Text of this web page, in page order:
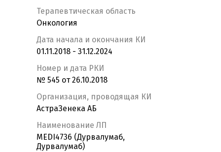
Терапевтическая область
Онкология
Дата начала и окончания КИ
01.11.2018 - 31.12.2024
Номер и дата РКИ
№ 545 от 26.10.2018
Организация, проводящая КИ
АстраЗенека АБ
Наименование ЛП
MEDI4736 (Дурвалумаб,
Дурвалумаб)